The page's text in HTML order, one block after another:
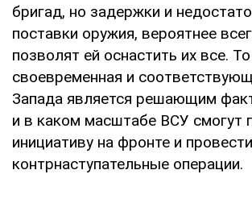
бригад, но задержки и
поставки оружия, вероятнее
позволят ей оснастить их все.
своевременная и
Запада является решающим
и в каком масштабе ВСУ смогут
инициативу на фронте и
контрнаступательные операции.